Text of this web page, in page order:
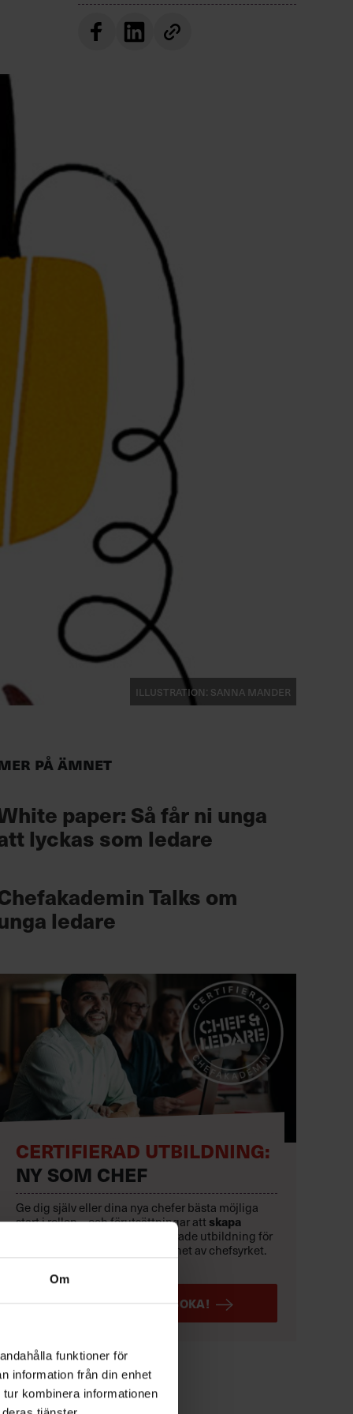
Om
funktioner för
information från din enhet
kombinera informationen
Illustration: Sanna Mander
på ämnet
paper: Så får ni unga
lyckas som ledare
Talks om
ledare
CERTIFIERAD UTBILDNING:
NY SOM CHEF
Ge dig själv eller dina nya chefer bästa möjliga
start i rollen – och förutsättningar att skapa
Sveriges mest etablerade utbildning för
dig med upp till två års erfarenhet av chefsyrket.
LÄS MER OCH BOKA!